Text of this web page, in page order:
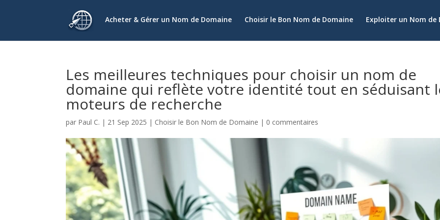
Acheter & Gérer un Nom de Domaine Choisir le Bon Nom de Domaine Exploiter un Nom de
Les meilleures techniques pour choisir un nom de
domaine qui reflète votre identité tout en séduisant
moteurs de recherche
par Paul C. | 21 Sep 2025 | Choisir le Bon Nom de Domaine | 0 commentaires